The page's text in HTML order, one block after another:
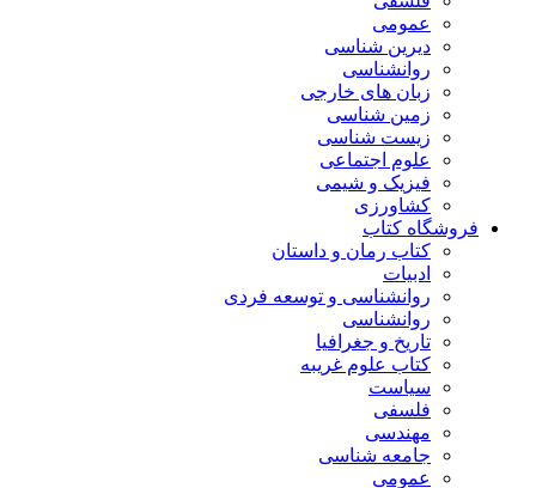
دیرین شناسی
روانشناسی
زبان های خارجی
زمین شناسی
زیست شناسی
علوم اجتماعی
فیزیک و شیمی
کشاورزی
کتاب
کتاب رمان و داستان
روانشناسی و توسعه فردی
روانشناسی
تاریخ و جغرافیا
کتاب علوم غریبه
سیاست
مهندسی
جامعه شناسی